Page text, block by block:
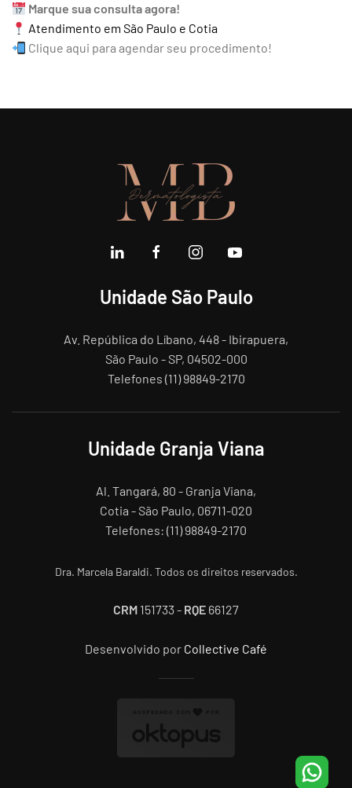
Marque sua consulta agora!
Atendimento em São Paulo e Cotia
Clique aqui para agendar seu procedimento!
Unidade São Paulo
Av. República do Líbano, 448 - Ibirapuera,
São Paulo - SP, 04502-000
Telefones (11) 98849-2170
Unidade Granja Viana
Al. Tangará, 80 - Granja Viana,
Cotia - São Paulo, 06711-020
Telefones: (11) 98849-2170
Dra. Marcela Baraldi. Todos os direitos reservados.
CRM 151733 - RQE 66127
Desenvolvido por Collective Café